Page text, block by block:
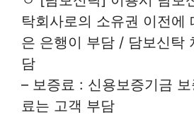
탁회사로의 소유권 이전에
은 은행이 부담 / 담보신탁
담
– 보증료 : 신용보증기금
료는 고객 부담